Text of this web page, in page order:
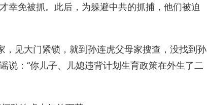
幸免被抓。此后，为躲避中共的抓捕，他们被迫
见大门紧锁，就到孙连虎父母家搜查，没找到孙
说：“你儿子、儿媳违背计划生育政策在外生了二